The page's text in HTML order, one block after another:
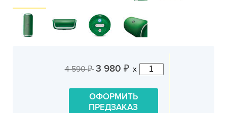
4 590₽ 3 980 ₽ x
ОФОРМИТЬ
ПРЕДЗАКАЗ